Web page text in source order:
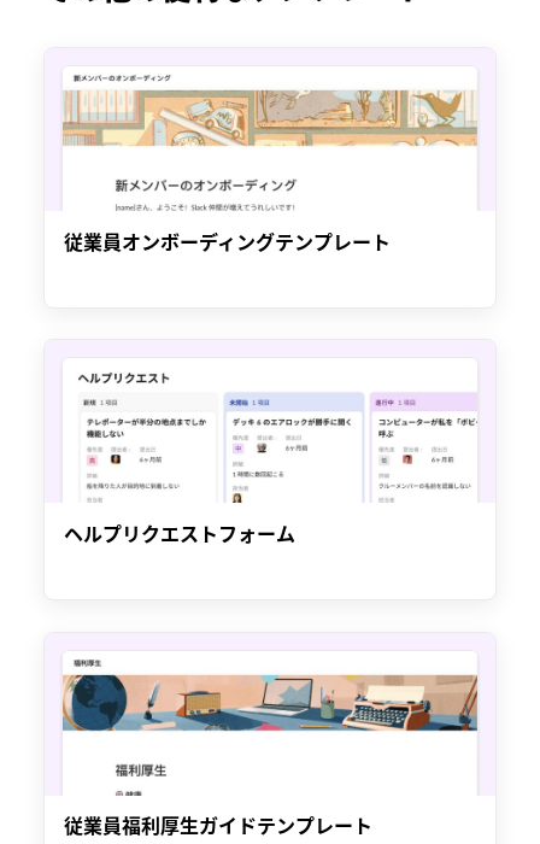
従業員オンボーディングテンプレート
ヘルプリクエストフォーム
従業員福利厚生ガイドテンプレート